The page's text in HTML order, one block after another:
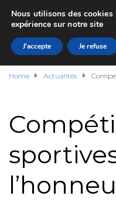
Home Actualités
Nous utilisons des
expérience sur notre site
J'accepte Je refuse